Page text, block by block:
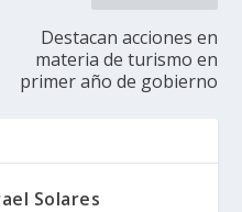
Destacan acciones en
materia de turismo en
primer año de gobierno
Solares